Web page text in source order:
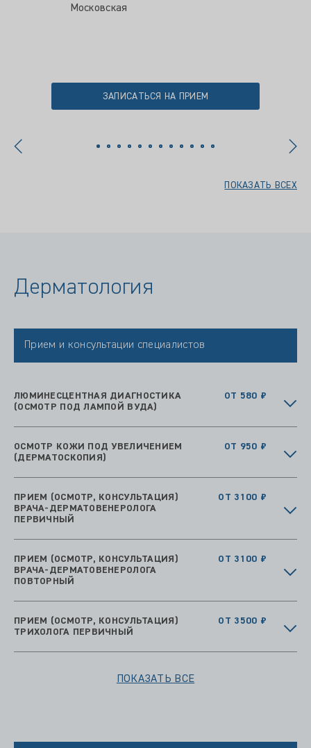
Московская
ЗАПИСАТЬСЯ НА ПРИЕМ
ПОКАЗАТЬ ВСЕХ
Дерматология
Прием и консультации специалистов
ЛЮМИНЕСЦЕНТНАЯ ДИАГНОСТИКА
(ОСМОТР ПОД ЛАМПОЙ ВУДА)
ОТ 580 ₽
ОСМОТР КОЖИ ПОД УВЕЛИЧЕНИЕМ
(ДЕРМАТОСКОПИЯ)
ОТ 950 ₽
ПРИЕМ (ОСМОТР, КОНСУЛЬТАЦИЯ)
ВРАЧА-ДЕРМАТОВЕНЕРОЛОГА
ПЕРВИЧНЫЙ
ОТ 3100 ₽
ПРИЕМ (ОСМОТР, КОНСУЛЬТАЦИЯ)
ВРАЧА-ДЕРМАТОВЕНЕРОЛОГА
ПОВТОРНЫЙ
ОТ 3100 ₽
ПРИЕМ (ОСМОТР, КОНСУЛЬТАЦИЯ)
ТРИХОЛОГА ПЕРВИЧНЫЙ
ОТ 3500 ₽
ПОКАЗАТЬ ВСЕ